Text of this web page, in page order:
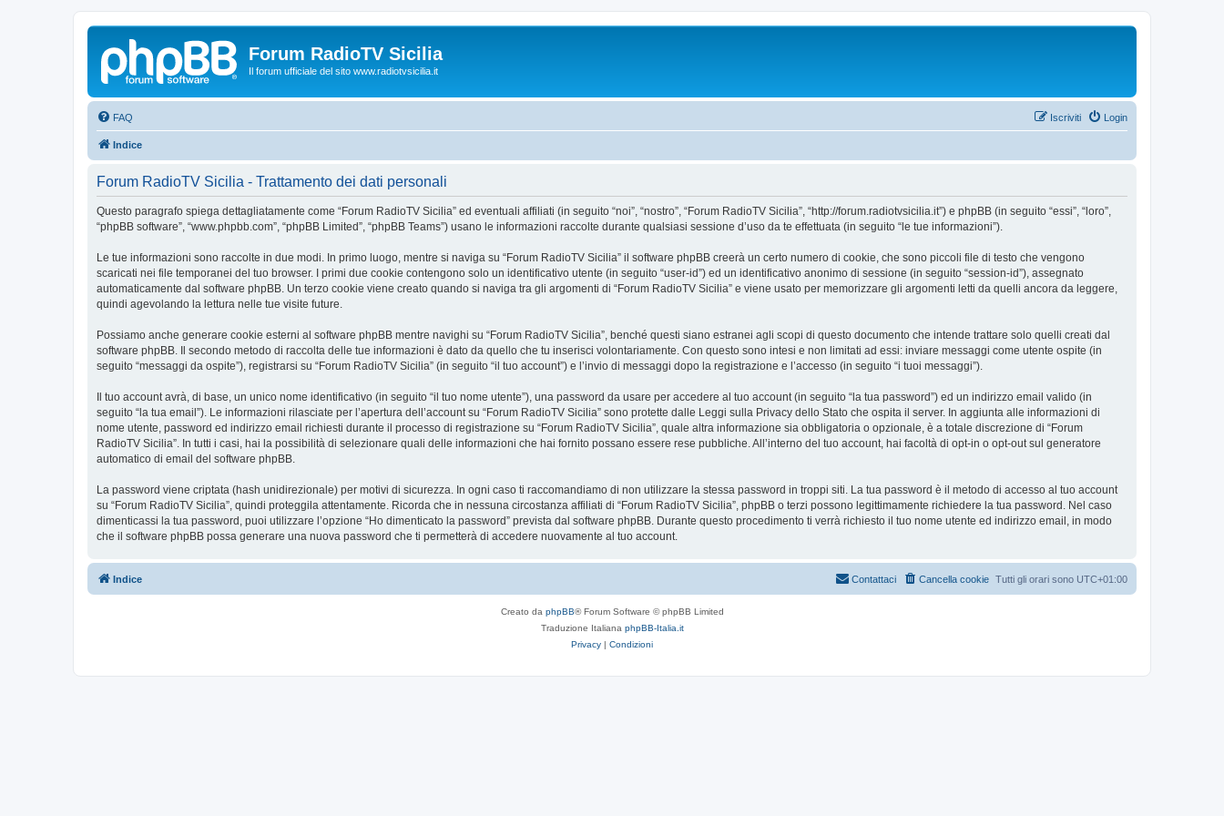
Forum RadioTV Sicilia
Il forum ufficiale del sito www.radiotvsicilia.it
FAQ Login
Iscriviti
Indice
Forum RadioTV Sicilia - Trattamento dei dati personali
Questo paragrafo spiega dettagliatamente come “Forum RadioTV Sicilia” ed eventuali affiliati (in seguito “noi”, “nostro”, “Forum RadioTV Sicilia”, “http://forum.radiotvsicilia.it”) e phpBB (in seguito “essi”, “loro”,
“phpBB software”, “www.phpbb.com”, “phpBB Limited”, “phpBB Teams”) usano le informazioni raccolte durante qualsiasi sessione d’uso da te effettuata (in seguito “le tue informazioni”).
Le tue informazioni sono raccolte in due modi. In primo luogo, mentre si naviga su “Forum RadioTV Sicilia” il software phpBB creerà un certo numero di cookie, che sono piccoli file di testo che vengono
scaricati nei file temporanei del tuo browser. I primi due cookie contengono solo un identificativo utente (in seguito “user-id”) ed un identificativo anonimo di sessione (in seguito “session-id”), assegnato
automaticamente dal software phpBB. Un terzo cookie viene creato quando si naviga tra gli argomenti di “Forum RadioTV Sicilia” e viene usato per memorizzare gli argomenti letti da quelli ancora da leggere,
quindi agevolando la lettura nelle tue visite future.
Possiamo anche generare cookie esterni al software phpBB mentre navighi su “Forum RadioTV Sicilia”, benché questi siano estranei agli scopi di questo documento che intende trattare solo quelli creati dal
software phpBB. Il secondo metodo di raccolta delle tue informazioni è dato da quello che tu inserisci volontariamente. Con questo sono intesi e non limitati ad essi: inviare messaggi come utente ospite (in
seguito “messaggi da ospite”), registrarsi su “Forum RadioTV Sicilia” (in seguito “il tuo account”) e l’invio di messaggi dopo la registrazione e l’accesso (in seguito “i tuoi messaggi”).
Il tuo account avrà, di base, un unico nome identificativo (in seguito “il tuo nome utente”), una password da usare per accedere al tuo account (in seguito “la tua password”) ed un indirizzo email valido (in
seguito “la tua email”). Le informazioni rilasciate per l’apertura dell’account su “Forum RadioTV Sicilia” sono protette dalle Leggi sulla Privacy dello Stato che ospita il server. In aggiunta alle informazioni di
nome utente, password ed indirizzo email richiesti durante il processo di registrazione su “Forum RadioTV Sicilia”, quale altra informazione sia obbligatoria o opzionale, è a totale discrezione di “Forum
RadioTV Sicilia”. In tutti i casi, hai la possibilità di selezionare quali delle informazioni che hai fornito possano essere rese pubbliche. All’interno del tuo account, hai facoltà di opt-in o opt-out sul generatore
automatico di email del software phpBB.
La password viene criptata (hash unidirezionale) per motivi di sicurezza. In ogni caso ti raccomandiamo di non utilizzare la stessa password in troppi siti. La tua password è il metodo di accesso al tuo account
su “Forum RadioTV Sicilia”, quindi proteggila attentamente. Ricorda che in nessuna circostanza affiliati di “Forum RadioTV Sicilia”, phpBB o terzi possono legittimamente richiedere la tua password. Nel caso
dimenticassi la tua password, puoi utilizzare l’opzione “Ho dimenticato la password” prevista dal software phpBB. Durante questo procedimento ti verrà richiesto il tuo nome utente ed indirizzo email, in modo
che il software phpBB possa generare una nuova password che ti permetterà di accedere nuovamente al tuo account.
Indice Tutti gli orari sono UTC+01:00
Cancella cookie
Contattaci
Creato da phpBB® Forum Software © phpBB Limited
Traduzione Italiana phpBB-Italia.it
Privacy | Condizioni